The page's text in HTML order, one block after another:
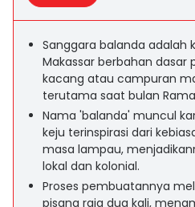
Sanggara balanda adalah
Makassar berbahan dasar
kacang atau campuran
terutama saat bulan
Nama 'balanda' muncul
keju terinspirasi dari
masa lampau,
lokal dan kolonial.
Proses pembuatannya
pisang raja dua kali,